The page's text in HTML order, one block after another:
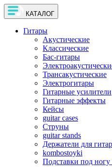
КАТАЛОГ
Гитары
Акустические
Классические
Бас-гитары
Трансакустические
Электрогитары
Гитарные усилители
Гитарные эффекты
Кейсы
guitar cases
Струны
guitar stands
Держатели для гитар
kombostoyki
Подставки под ногу